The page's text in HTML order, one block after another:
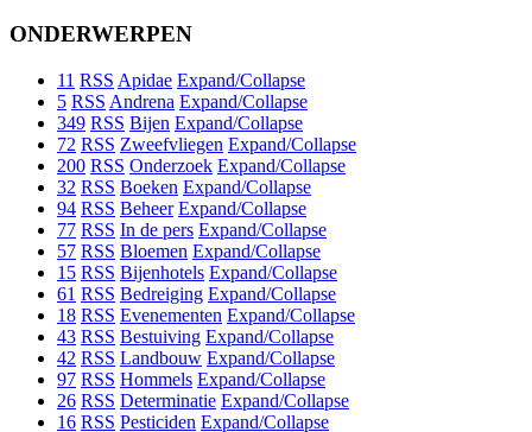
ONDERWERPEN
11 RSS Apidae Expand/Collapse
5 RSS Andrena Expand/Collapse
349 RSS Bijen Expand/Collapse
72 RSS Zweefvliegen Expand/Collapse
200 RSS Onderzoek Expand/Collapse
32 RSS Boeken Expand/Collapse
94 RSS Beheer Expand/Collapse
77 RSS In de pers Expand/Collapse
57 RSS Bloemen Expand/Collapse
15 RSS Bijenhotels Expand/Collapse
61 RSS Bedreiging Expand/Collapse
18 RSS Evenementen Expand/Collapse
43 RSS Bestuiving Expand/Collapse
42 RSS Landbouw Expand/Collapse
97 RSS Hommels Expand/Collapse
26 RSS Determinatie Expand/Collapse
16 RSS Pesticiden Expand/Collapse